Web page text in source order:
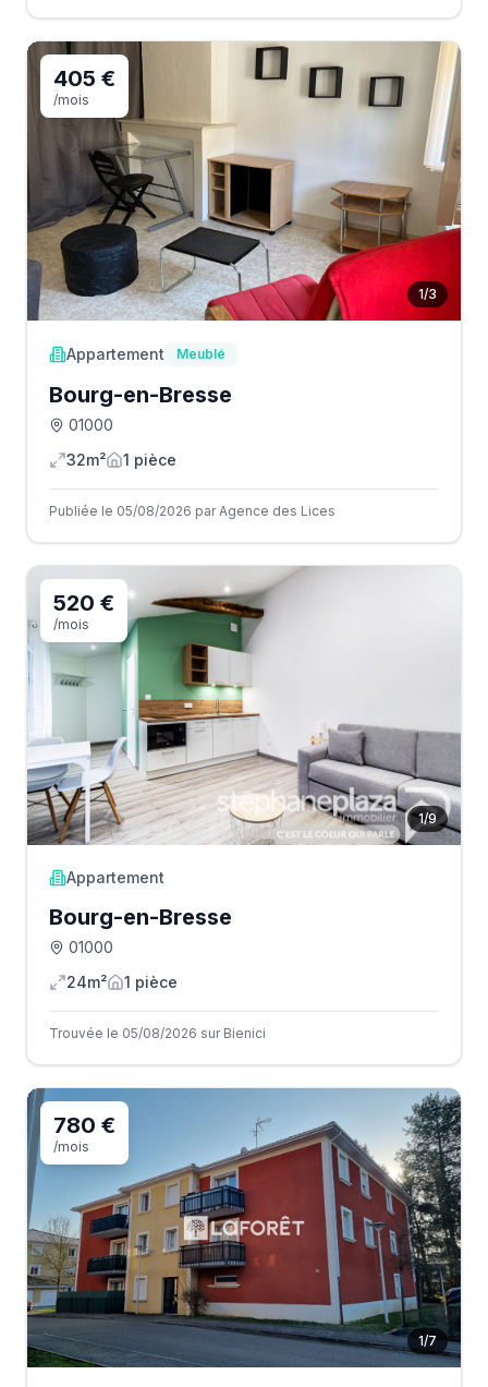
1/3
405 €
/mois
Appartement Meublé
Bourg-en-Bresse
01000
32m²
1 pièce
Publiée le 05/08/2026 par Agence des Lices
1/9
520 €
/mois
Appartement
Bourg-en-Bresse
01000
24m²
1 pièce
Trouvée le 05/08/2026 sur Bienici
1/7
780 €
/mois